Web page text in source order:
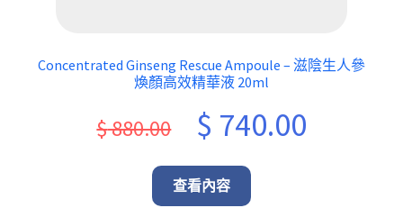
Concentrated Ginseng Rescue Ampoule – 滋陰生人參
煥顏高效精華液 20ml
$880.00
Original
price
was:
$ 740.00Current
查看內容